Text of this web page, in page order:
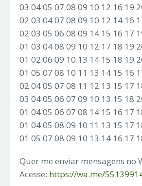
03 04 05 07 08 09 10 12 16 19
02 03 04 07 08 09 10 12 14 16
02 03 05 06 08 09 14 15 16 17
01 03 04 08 09 10 12 17 18 19
01 02 06 09 10 13 14 15 18 19
01 05 07 08 10 11 13 14 15 16
02 04 05 07 08 11 12 13 15 17
03 04 05 06 07 09 10 13 15 18
01 04 05 06 07 08 14 15 16 17
01 04 05 08 09 10 11 13 15 17
01 05 07 08 09 10 13 14 16 17
Quer me enviar mensagens no
Acesse: https://wa.me/